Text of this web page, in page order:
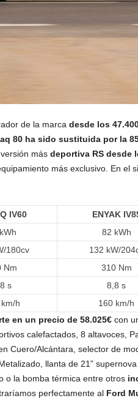
de la marca desde los
80 ha sido sustituida por la
más deportiva RS desde
más exclusivo. En el
IV60 ENYAK
82 kWh
180cv 132 kW/
Nm 310 Nm
s 8,8 s
h 160 km/h
en un precio de 58.025€con
calefactados, 8 altavoces,
Cuero/Alcántara, selector de
llanta de 21”
o la bomba térmica entre otros
perfectamente al Ford